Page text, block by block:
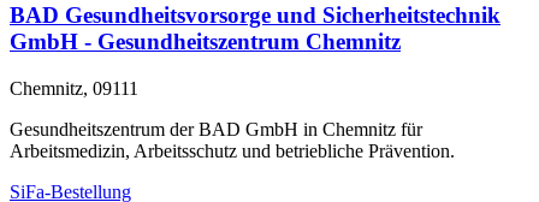
BAD Gesundheitsvorsorge und Sicherheitstechnik
GmbH - Gesundheitszentrum Chemnitz
Chemnitz, 09111
Gesundheitszentrum der BAD GmbH in Chemnitz für
Arbeitsmedizin, Arbeitsschutz und betriebliche Prävention.
SiFa-Bestellung